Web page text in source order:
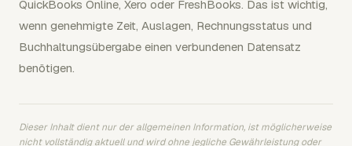
QuickBooks Online, Xero oder FreshBooks. Das ist wichtig,
wenn genehmigte Zeit, Auslagen, Rechnungsstatus und
Buchhaltungsübergabe einen verbundenen Datensatz
benötigen.
Dieser Inhalt dient nur der allgemeinen Information, ist möglicherweise
nicht vollständig aktuell und wird ohne jegliche Gewährleistung oder